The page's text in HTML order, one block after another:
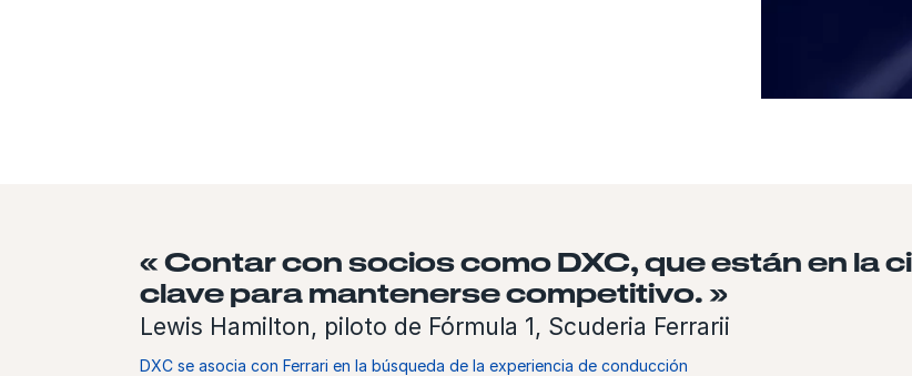
« Contar con socios como DXC, que están en la
clave para mantenerse competitivo. »
Lewis Hamilton, piloto de Fórmula 1, Scuderia Ferrarii
DXC se asocia con Ferrari en la búsqueda de la experiencia de conducción